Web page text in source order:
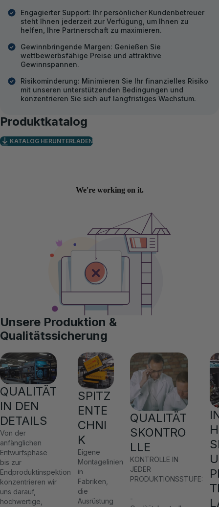
Engagierter Support: Ihr persönlicher Kundenbetreuer
steht Ihnen jederzeit zur Verfügung, um Ihnen zu
helfen, Ihre Partnerschaft zu maximieren.
Gewinnbringende Margen: Genießen Sie
wettbewerbsfähige Preise und attraktive
Gewinnspannen.
Risikominderung: Minimieren Sie Ihr finanzielles Risiko
mit unseren unterstützenden Bedingungen und
konzentrieren Sie sich auf langfristiges Wachstum.
Produktkatalog
KATALOG HERUNTERLADEN
Unsere Produktion &
Qualitätssicherung
QUALITÄT
IN DEN
DETAILS
Von der
anfänglichen
Entwurfsphase
bis zur
Endproduktinspektion
konzentrieren wir
uns darauf,
hochwertige,
SPITZ
ENTE
CHNI
K
Eigene
Montagelinien
in
Fabriken,
die
Ausrüstung
QUALITÄT
SKONTRO
LLE
KONTROLLE IN
JEDER
PRODUKTIONSSTUFE:
-